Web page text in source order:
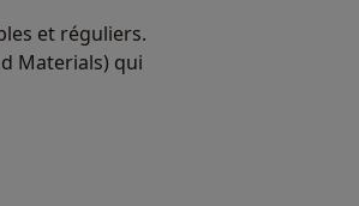
et réguliers.
Materials) qui